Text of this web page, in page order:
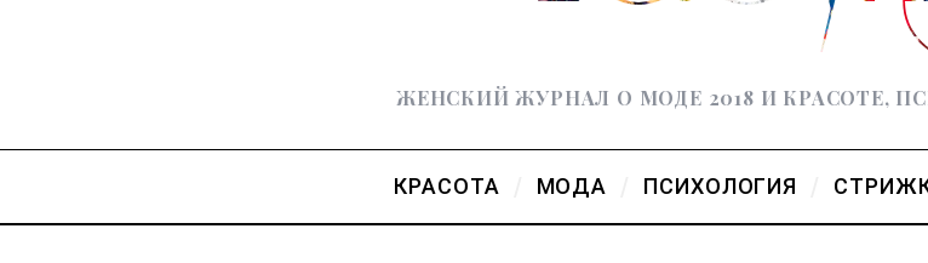
ЖЕНСКИЙ ЖУРНАЛ О МОДЕ 2018 И КРАСОТЕ,
КРАСОТА МОДА ПСИХОЛОГИЯ